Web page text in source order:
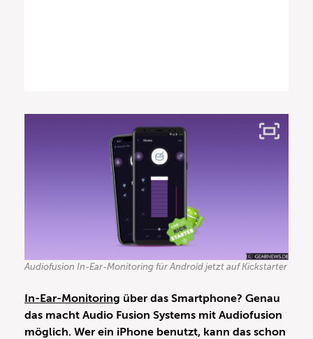
Audiofusion In-Ear-Monitoring für Android jetzt auf Kickstarter
In-Ear-Monitoring über das Smartphone? Genau
das macht Audio Fusion Systems mit Audiofusion
möglich. Wer ein iPhone benutzt, kann das schon